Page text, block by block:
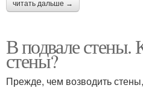
читать дальше →
В подвале стены.
стены?
Прежде, чем возводить